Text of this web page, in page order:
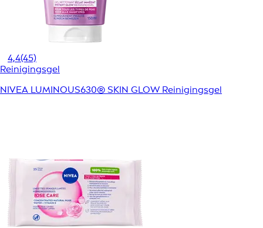
4,4(45)
Reinigingsgel
NIVEA LUMINOUS630® SKIN GLOW Reinigingsgel